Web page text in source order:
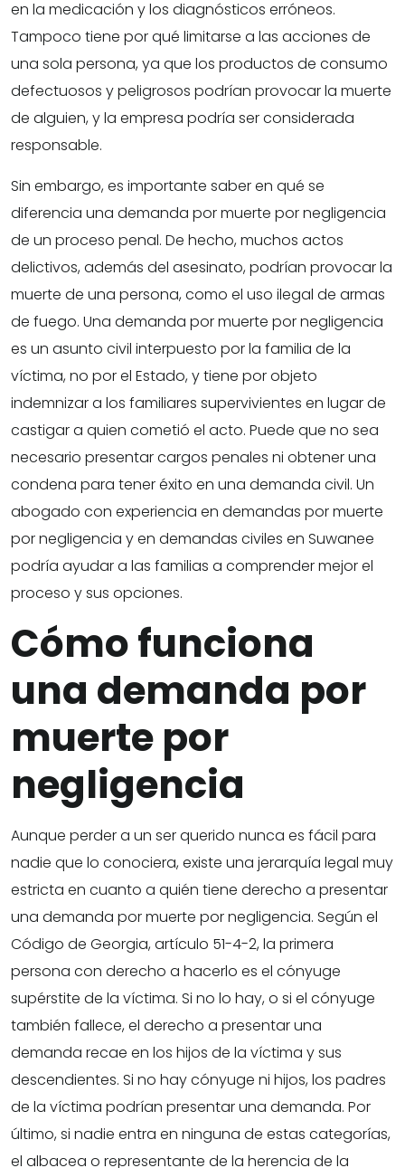
en la medicación y los diagnósticos erróneos.
Tampoco tiene por qué limitarse a las acciones de
una sola persona, ya que los productos de consumo
defectuosos y peligrosos podrían provocar la muerte
de alguien, y la empresa podría ser considerada
responsable.
Sin embargo, es importante saber en qué se
diferencia una demanda por muerte por negligencia
de un proceso penal. De hecho, muchos actos
delictivos, además del asesinato, podrían provocar la
muerte de una persona, como el uso ilegal de armas
de fuego. Una demanda por muerte por negligencia
es un asunto civil interpuesto por la familia de la
víctima, no por el Estado, y tiene por objeto
indemnizar a los familiares supervivientes en lugar de
castigar a quien cometió el acto. Puede que no sea
necesario presentar cargos penales ni obtener una
condena para tener éxito en una demanda civil. Un
abogado con experiencia en demandas por muerte
por negligencia y en demandas civiles en Suwanee
podría ayudar a las familias a comprender mejor el
proceso y sus opciones.
Cómo funciona
una demanda por
muerte por
negligencia
Aunque perder a un ser querido nunca es fácil para
nadie que lo conociera, existe una jerarquía legal muy
estricta en cuanto a quién tiene derecho a presentar
una demanda por muerte por negligencia. Según el
Código de Georgia, artículo 51-4-2, la primera
persona con derecho a hacerlo es el cónyuge
supérstite de la víctima. Si no lo hay, o si el cónyuge
también fallece, el derecho a presentar una
demanda recae en los hijos de la víctima y sus
descendientes. Si no hay cónyuge ni hijos, los padres
de la víctima podrían presentar una demanda. Por
último, si nadie entra en ninguna de estas categorías,
el albacea o representante de la herencia de la